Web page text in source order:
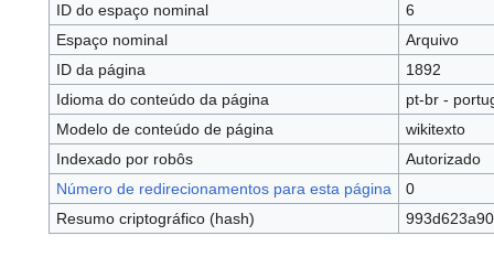
ID do espaço nominal
6
Espaço nominal
Arquivo
ID da página
1892
Idioma do conteúdo da página
pt-br -
Modelo de conteúdo de página
wikitexto
Indexado por robôs
Autorizado
Número de redirecionamentos para esta página
0
Resumo criptográfico (hash)